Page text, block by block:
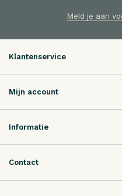
Meld je aan
Klantenservice
Mijn account
Informatie
Contact